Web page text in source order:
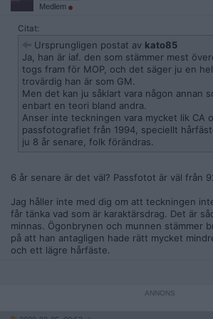
Medlem
Citat:
Ursprungligen postat av kato85
Ja, han är iaf. den som stämmer mest
togs fram för MOP, och det säger ju en
trovärdig han är som GM.
Men det kan ju såklart vara någon annan
enbart en teori bland andra.
Anser inte teckningen vara mycket lik CA
passfotografiet från 1994, speciellt
ju 8 år senare, folk förändras.
6 år senare är det väl? Passfotot är väl från
Jag håller inte med dig om att teckningen
får tänka vad som är karaktärsdrag. Det är
minnas. Ögonbrynen och munnen stämmer
på att han antagligen hade rätt mycket
och ett lägre hårfäste.